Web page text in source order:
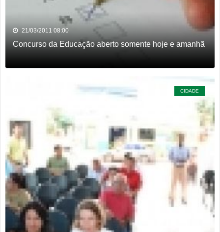
21/03/2011 08:00
Concurso da Educação aberto somente hoje e amanhã
CIDADE